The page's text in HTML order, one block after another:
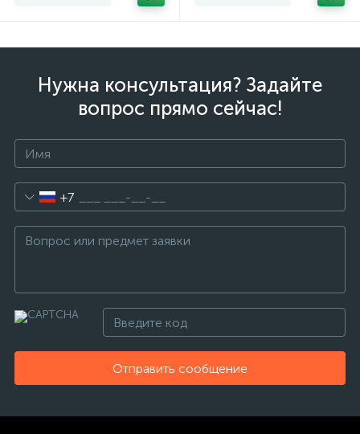
Нужна консультация? Задайте
вопрос прямо сейчас!
+7
Отправить сообщение